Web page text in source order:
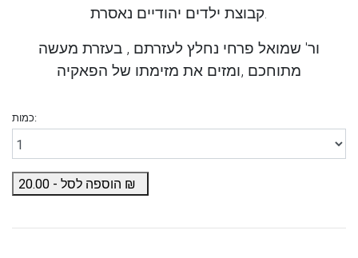
קבוצת ילדים יהודיים נאסרת.
ור' שמואל פרחי נחלץ לעזרתם , בעזרת מעשה
מתוחכם ,ומזים את מזימתו של הפאקיה
כמות:
הוספה לסל - 20.00